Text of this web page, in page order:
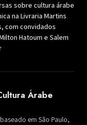
sobre cultura árabe
na Livraria Martins
com convidados
Hatoum e Salem
Árabe
em São Paulo,